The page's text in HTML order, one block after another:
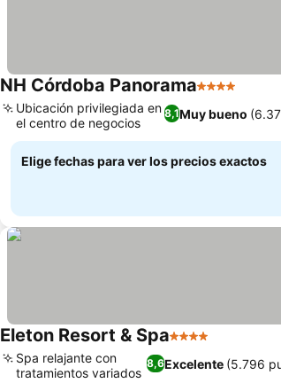
NH Córdoba Panorama4 Estrellas
8,1Muy bueno
Ubicación privilegiada en
el centro de negocios
Elige fechas para ver los precios exactos
Eleton Resort & Spa4 Estrellas
8,6Excelente (5.796
Spa relajante con
tratamientos variados